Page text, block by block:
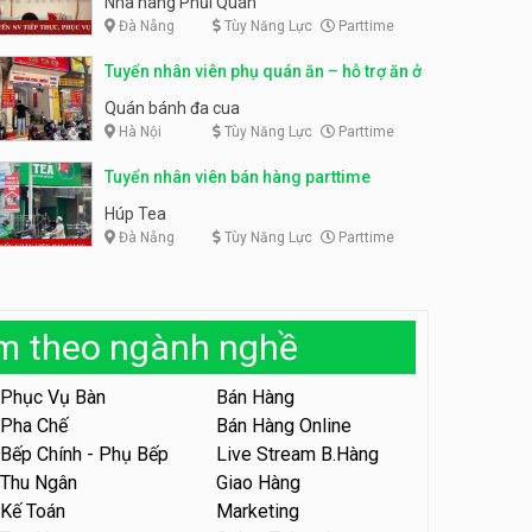
phục vụ bàn parttime
Cafe Vợt
Tuyển nhân viên phục vụ ca
Quán kem dừa
Tuyển nhân viên phụ bếp –
Tiên
Bún Đậu Mắm Tôm - Bếp Tiên
Tuyển nhân viên phụ quán ăn
Tuyển nhân viên sale,
marketing
Công ty
Tuyển nhân viên bán hàng
parttime
GÀ GÔ FASTFOOD
Đà Nẵng Tùy Năng Lực Parttime
Tuyển nhân viên phụ quán ăn – hỗ trợ ăn ở
Quán bánh đa cua
Hà Nội Tùy Năng Lực Parttime
Tuyển nhân viên bán hàng parttime
Húp Tea
Đà Nẵng Tùy Năng Lực Parttime
theo ngành nghề
Phục Vụ Bàn
Bán Hàng
Pha Chế
Bán Hàng Online
Bếp Chính - Phụ Bếp
Live Stream B.Hàng
Thu Ngân
Giao Hàng
Kế Toán
Marketing